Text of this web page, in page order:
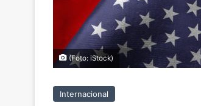
(Foto: iStock)
Internacional